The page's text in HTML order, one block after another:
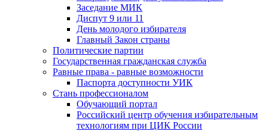
Заседание МИК
Диспут 9 или 11
День молодого избирателя
Главный Закон страны
Политические партии
Государственная гражданская служба
Равные права - равные возможности
Паспорта доступности УИК
Стань профессионалом
Обучающий портал
Российский центр обучения избирательным
технологиям при ЦИК России